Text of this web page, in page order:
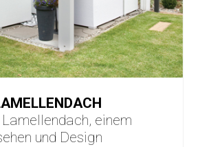
einem
und Design